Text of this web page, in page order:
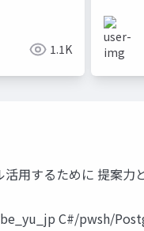
1.1K
用するために 提案
C#/pwsh/